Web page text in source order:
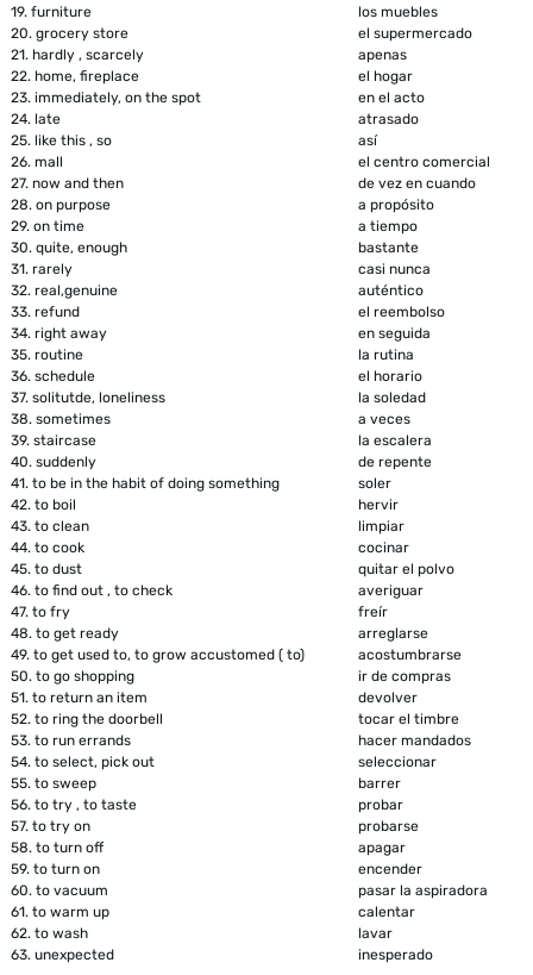
19. furniture
los muebles
20. grocery store
el supermercado
21. hardly , scarcely
apenas
22. home, fireplace
el hogar
23. immediately, on the spot
en el acto
24. late
atrasado
25. like this , so
así
26. mall
el centro comercial
27. now and then
de vez en cuando
28. on purpose
a propósito
29. on time
a tiempo
30. quite, enough
bastante
31. rarely
casi nunca
32. real,genuine
auténtico
33. refund
el reembolso
34. right away
en seguida
35. routine
la rutina
36. schedule
el horario
37. solitutde, loneliness
la soledad
38. sometimes
a veces
39. staircase
la escalera
40. suddenly
de repente
41. to be in the habit of doing something
soler
42. to boil
hervir
43. to clean
limpiar
44. to cook
cocinar
45. to dust
quitar el polvo
46. to find out , to check
averiguar
47. to fry
freír
48. to get ready
arreglarse
49. to get used to, to grow accustomed ( to)
acostumbrarse
50. to go shopping
ir de compras
51. to return an item
devolver
52. to ring the doorbell
tocar el timbre
53. to run errands
hacer mandados
54. to select, pick out
seleccionar
55. to sweep
barrer
56. to try , to taste
probar
57. to try on
probarse
58. to turn off
apagar
59. to turn on
encender
60. to vacuum
pasar la aspiradora
61. to warm up
calentar
62. to wash
lavar
63. unexpected inesperado